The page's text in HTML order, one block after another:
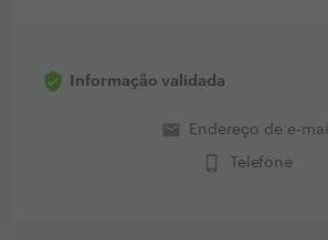
Informação validada
email Endereço de e-mail
phone_iphone Telefone